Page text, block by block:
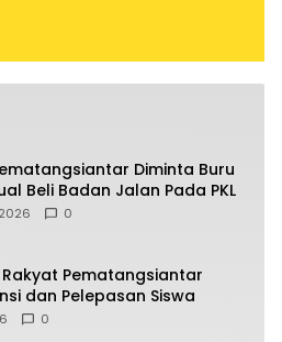
Diminta Buru
Beli Badan Jalan Pada PKL
0
Rakyat Pematangsiantar
dan Pelepasan Siswa
0